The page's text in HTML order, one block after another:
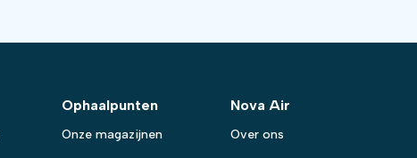
Ophaalpunten
Onze magazijnen
Nova Air
Over ons